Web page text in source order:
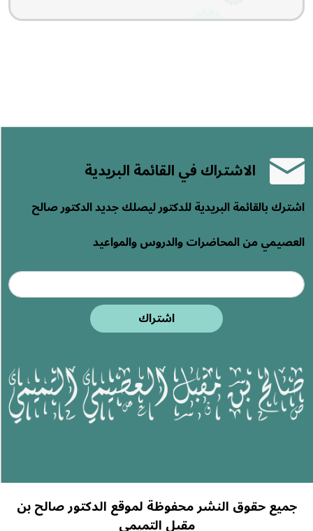
الاشتراك في القائمة البريدية
اشترك بالقائمة البريدية للدكتور ليصلك جديد الدكتور صالح
العصيمي من المحاضرات والدروس والمواعيد
اشتراك
جميع حقوق النشر محفوظة لموقع الدكتور صالح بن